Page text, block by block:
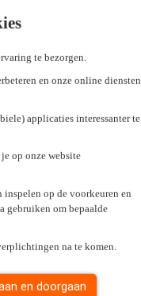
te bezorgen.
en onze online diensten
applicaties interessanter te
op onze website
op de voorkeuren en
gebruiken om bepaalde
na te komen.
en doorgaan